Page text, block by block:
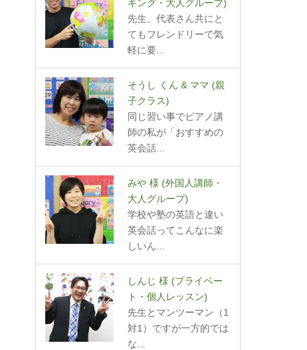
キング・大人グループ)
先生、代表さん共にと
てもフレンドリーで気
軽に要...
そうし くん & ママ (親
子クラス)
同じ習い事でピアノ講
師の私が「おすすめの
英会話...
みや 様 (外国人講師・
大人グループ)
学校や塾の英語と違い
英会話ってこんなに楽
しいん...
しんじ 様 (プライベー
ト・個人レッスン)
先生とマンツーマン（1
対1）ですが一方的では
な...